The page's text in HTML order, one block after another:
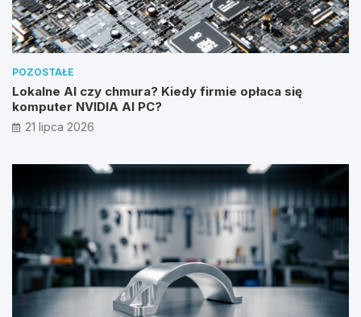
POZOSTAŁE
Lokalne AI czy chmura? Kiedy firmie opłaca się
komputer NVIDIA AI PC?
21 lipca 2026